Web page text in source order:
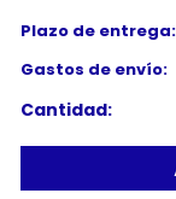
Plazo de entrega:
Gastos de envío:
Cantidad: